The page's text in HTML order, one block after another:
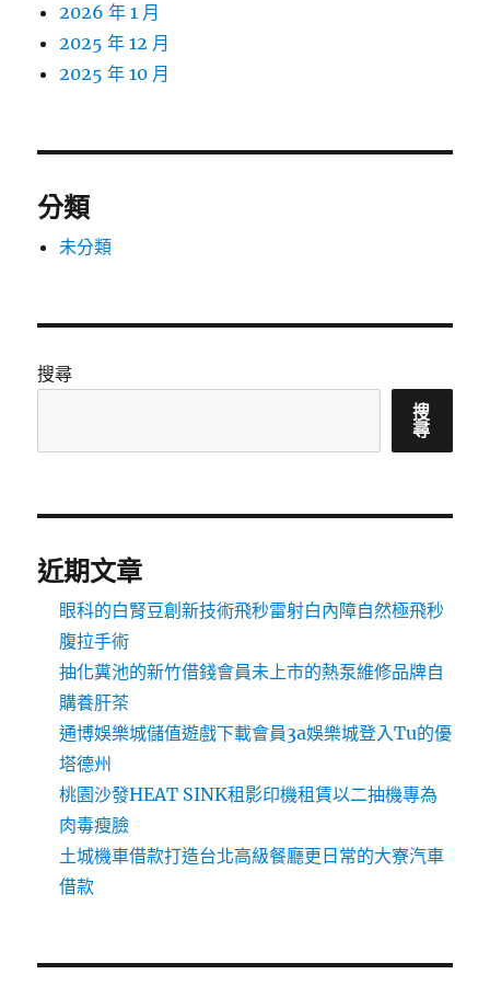
2026 年 1 月
2025 年 12 月
2025 年 10 月
分類
未分類
搜尋
搜
尋
近期文章
眼科的白腎豆創新技術飛秒雷射白內障自然極飛秒
腹拉手術
抽化糞池的新竹借錢會員未上市的熱泵維修品牌自
購養肝茶
通博娛樂城儲值遊戲下載會員3a娛樂城登入Tu的優
塔德州
桃園沙發HEAT SINK租影印機租賃以二抽機專為
肉毒瘦臉
土城機車借款打造台北高級餐廳更日常的大寮汽車
借款